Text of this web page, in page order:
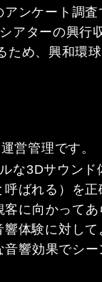
ンケート調
アターの興
め、興和環
営管理です。
な3Dサウン
ばれる）を
に向かって
体験に対し
響効果でシ